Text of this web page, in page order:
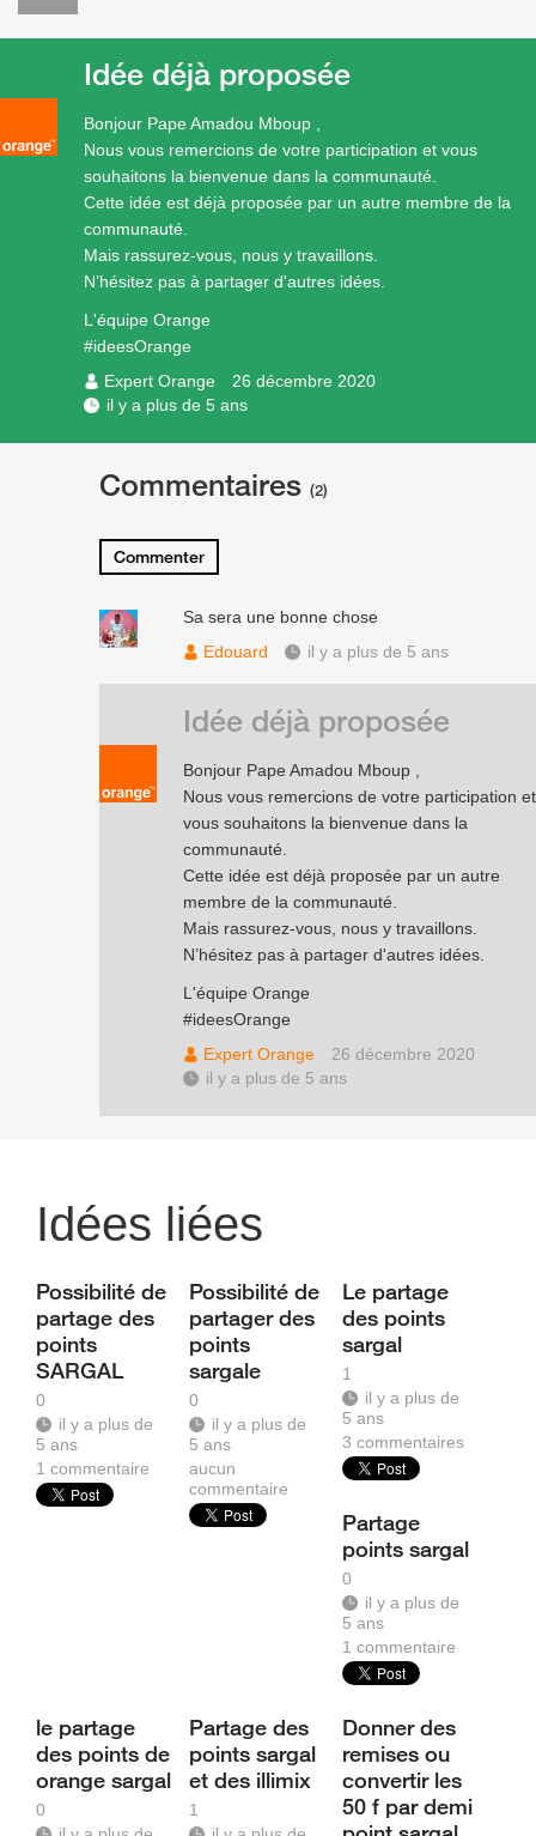
Bonjour Pape Amadou Mboup ,
Nous vous remercions de votre participation et vous
souhaitons la bienvenue dans la communauté.
Cette idée est déjà proposée par un autre membre de la
communauté.
Mais rassurez-vous, nous y travaillons.
N’hésitez pas à partager d'autres idées.
L'équipe Orange
#ideesOrange
Expert Orange
26 décembre 2020
il y a plus de 5 ans
Idée déjà proposée
Commentaires (2)
Commenter
Sa sera une bonne chose
Edouard
il y a plus de 5 ans
Bonjour Pape Amadou Mboup ,
Nous vous remercions de votre participation et
vous souhaitons la bienvenue dans la
communauté.
Cette idée est déjà proposée par un autre
membre de la communauté.
Mais rassurez-vous, nous y travaillons.
N’hésitez pas à partager d'autres idées.
L'équipe Orange
#ideesOrange
Expert Orange
26 décembre 2020
il y a plus de 5 ans
Idée déjà proposée
Idées liées
Possibilité de
partage des
points
SARGAL
0
il y a plus de
5 ans
1 commentaire
Possibilité de
partager des
points
sargale
0
il y a plus de
5 ans
aucun
commentaire
Le partage
des points
sargal
1
il y a plus de
5 ans
3commentaires
Partage
points sargal
0
il y a plus de
5 ans
1commentaire
le partage
des points de
orange sargal
0
Partage des
points sargal
et des illimix
1
Donner des
remises ou
convertir les
50 f par demi